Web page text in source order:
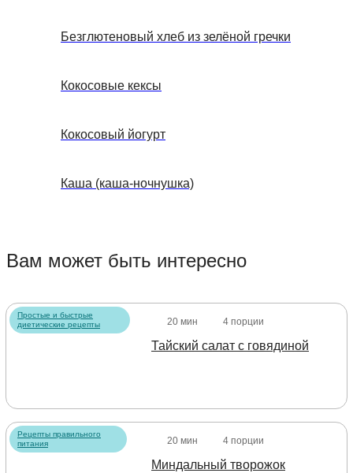
Безглютеновый хлеб из зелёной гречки
Кокосовые кексы
Кокосовый йогурт
Каша (каша-ночнушка)
Вам может быть интересно
Простые и быстрые
диетические рецепты
20 мин 4 порции
Тайский салат с говядиной
Рецепты правильного
питания
20 мин 4 порции
Миндальный творожок